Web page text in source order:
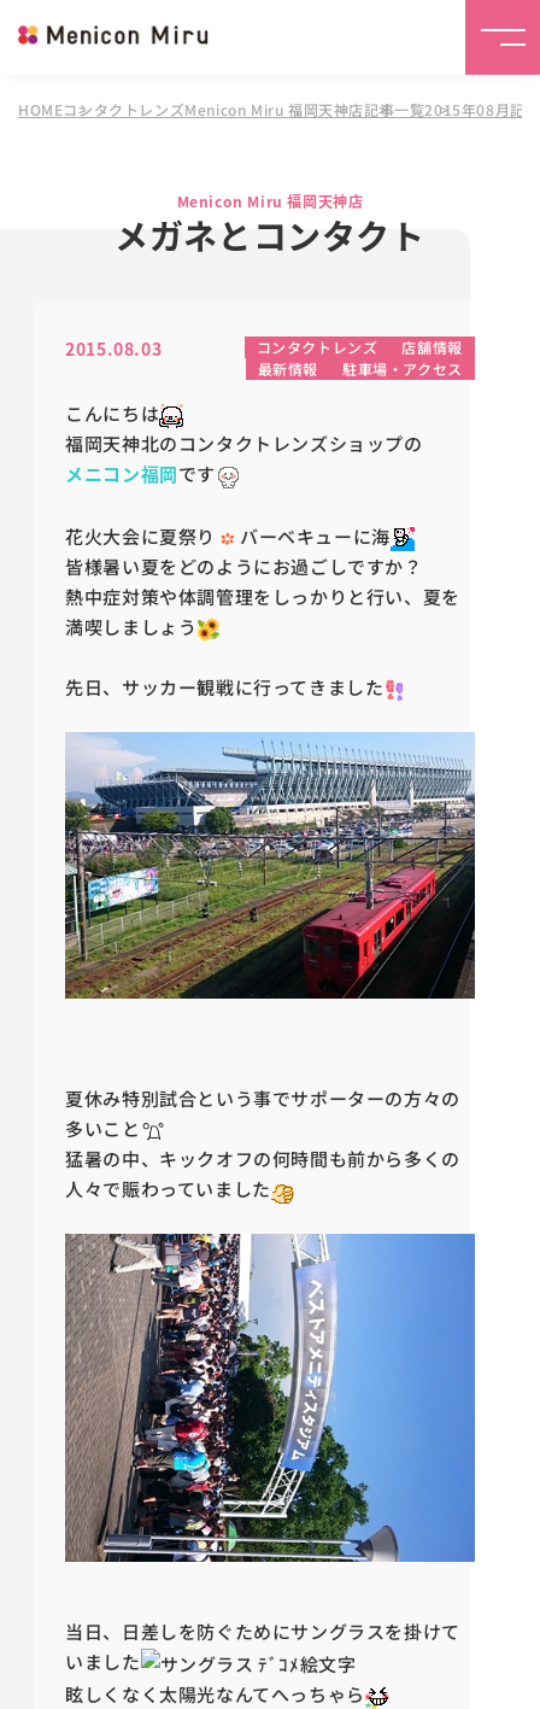
HOMEコンタクトレンズMenicon Miru 福岡天神店記事一覧2015年08月記
Menicon Miru 福岡天神店
メガネとコンタクト
2015.08.03 コンタクトレンズ
店舗情報
最新情報
駐車場・アクセス
こんにちは
福岡天神北のコンタクトレンズショップの
メニコン福岡です
花火大会に夏祭り
バーベキューに海
皆様暑い夏をどのようにお過ごしですか？
熱中症対策や体調管理をしっかりと行い、夏を
満喫しましょう
先日、サッカー観戦に行ってきました
夏休み特別試合という事でサポーターの方々の
多いこと
猛暑の中、キックオフの何時間も前から多くの
人々で賑わっていました
当日、日差しを防ぐためにサングラスを掛けて
いました
眩しくなく太陽光なんてへっちゃら